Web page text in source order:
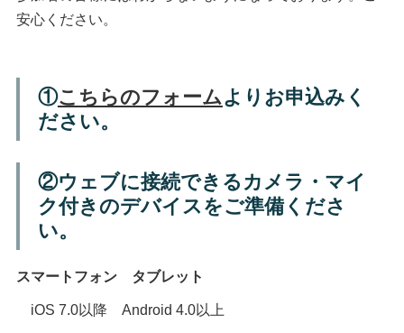
安心ください。
①こちらのフォームよりお申込みく
ださい。
②ウェブに接続できるカメラ・マイ
ク付きのデバイスをご準備くださ
い。
スマートフォン タブレット
iOS 7.0以降 Android 4.0以上